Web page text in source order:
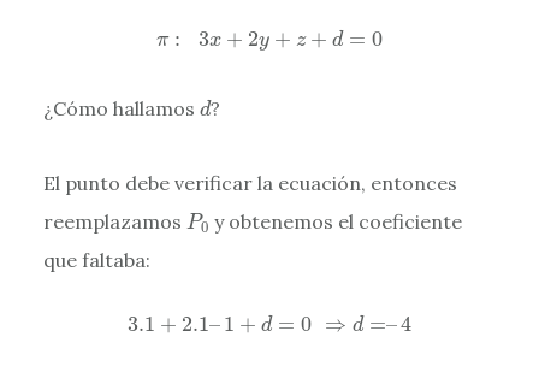
π : 3x + 2y + z + d = 0
π:3 x +2y + +d= 0
¿Cómo hallamos d
d?
El punto debe verificar la ecuación, entonces
reemplazamos P0
P0 y obtenemos el coeficiente
que faltaba:
3.1 + 2.1–1 + d = 0 ⇒ d =–4
3.1 + 2.1 1 d =0⇒ d= –4